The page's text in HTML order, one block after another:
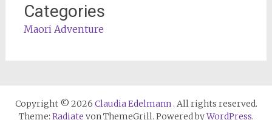
Categories
Maori Adventure
Copyright © 2026 Claudia Edelmann . All rights reserved.
Theme: Radiate von ThemeGrill. Powered byWordPress.